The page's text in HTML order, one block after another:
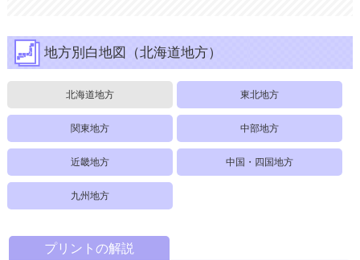
地方別白地図（北海道地方）
北海道地方 東北地方
関東地方 中部地方
近畿地方 中国・四国地方
九州地方
プリントの解説